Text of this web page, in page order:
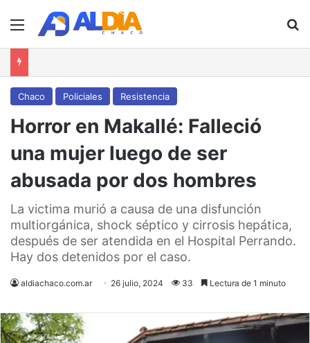
Menú
Chaco Policiales Resistencia
Horror en Makallé: Falleció
una mujer luego de ser
abusada por dos hombres
La victima murió a causa de una disfunción
multiorgánica, shock séptico y cirrosis hepática,
después de ser atendida en el Hospital Perrando.
Hay dos detenidos por el caso.
aldiachaco.com.ar 26 julio, 2024 33 Lectura de 1 minuto